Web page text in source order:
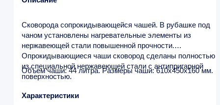
Сковорода сопрокидывающейся чашей. В рубашке под
чаном установлены нагревательные элементы из
нержавеющей стали повышенной прочности.
Опрокидывающиеся чаши сковород сделаны полностью
из специальной нержавеющей стали с антипригарной
поверхностью.
Объем чаши: 44 литра. Размеры чаши: 610x450x160 мм.
Характеристики